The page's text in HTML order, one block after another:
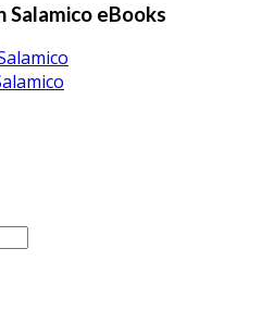
Salamico eBooks